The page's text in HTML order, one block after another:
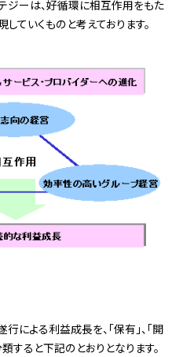
ジーは、好循環に相互作用をもた
ていくものと考えております。
による利益成長を、「保有」、「開
すると下記のとおりとなります。